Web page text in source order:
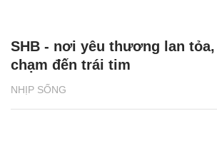
NHỊP SỐNG
SHB - nơi yêu thương lan
chạm đến trái tim